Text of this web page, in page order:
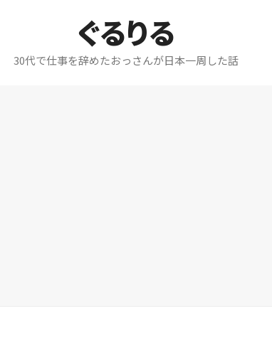
ぐるりる
30代で仕事を辞めたおっさんが日本一周した話